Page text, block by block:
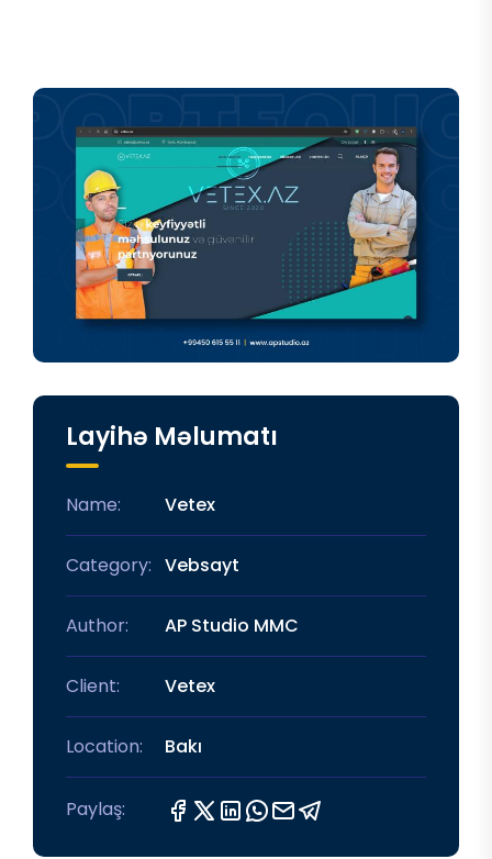
Layihə Məlumatı
Name: Vetex
Category: Vebsayt
Author: AP Studio MMC
Client: Vetex
Location: Bakı
Paylaş: